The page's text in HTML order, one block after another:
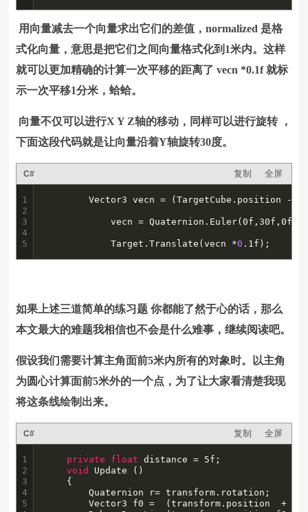
用向量减去一个向量求出它们的差值，normalized 是格
式化向量，意思是把它们之间向量格式化到1米内。这样
就可以更加精确的计算一次平移的距离了 vecn *0.1f 就标
示一次平移1分米，蛤蛤。
向量不仅可以进行X Y Z轴的移动，同样可以进行旋转 ，
下面这段代码就是让向量沿着Y轴旋转30度。
C# 复制 全屏
1
2
3
4
5
		Vector3 vecn = (TargetCube.position - Target.position).normalized;
			vecn = Quaternion.Euler(0f,30f,0f) * vecn;
			Target.Translate(vecn *
0 .1f);
如果上述三道简单的练习题 你都能了然于心的话，那么
本文最大的难题我相信也不会是什么难事，继续阅读吧。
假设我们需要计算主角面前5米内所有的对象时。以主角
为圆心计算面前5米外的一个点，为了让大家看清楚我现
将这条线绘制出来。
C# 复制 全屏
1
2
3
4
5
private float distance = 5f;
void
Update ()
		Quaternion r= transform.rotation;
		Vector3 f0 =  (transform.position  + (r *Vector3.forward) * distance);